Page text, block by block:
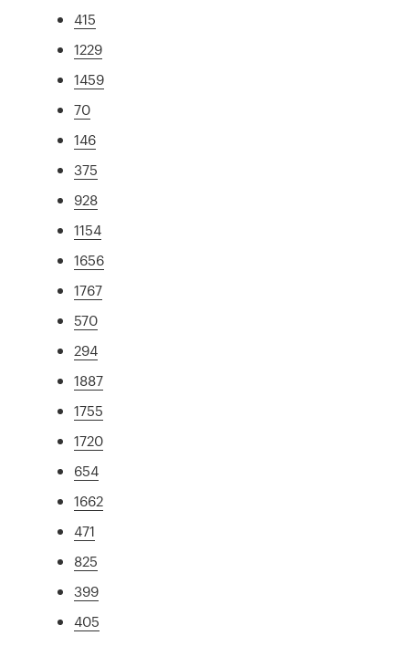
415
1229
1459
70
146
375
928
1154
1656
1767
570
294
1887
1755
1720
654
1662
471
825
399
405